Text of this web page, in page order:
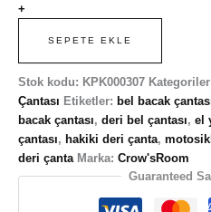
+
SEPETE EKLE
Stok kodu: KPK000307
Çantası Etiketler: bel bacak
bacak çantası, deri bel çantası, el
çantası, hakiki deri çanta,
deri çanta Marka: Crow'sRoom
Guaranteed